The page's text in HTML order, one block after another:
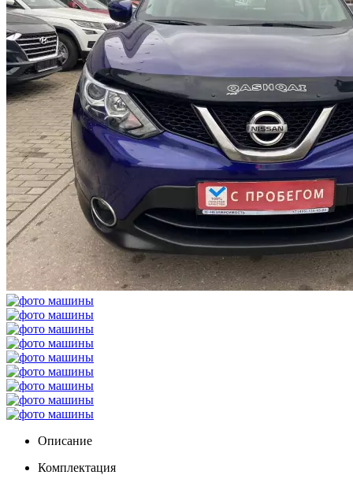
Описание
Комплектация